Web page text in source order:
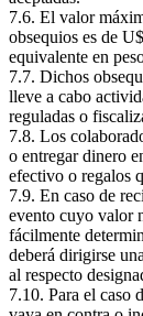
7.6. El valor
obsequios es de
equivalente en
7.7. Dichos
lleve a cabo
reguladas o
7.8. Los
o entregar dinero
efectivo o regalos
7.9. En caso de
evento cuyo valor
fácilmente
deberá dirigirse
al respecto
7.10. Para el caso